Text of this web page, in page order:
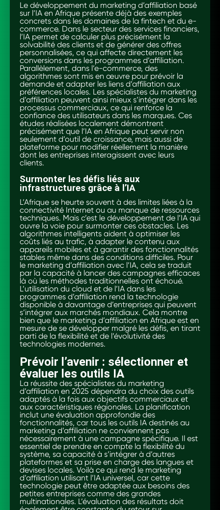
Le développement du marketing d’affiliation basé
sur l’IA en Afrique présente déjà des exemples
concrets dans les domaines de la fintech et du e-
commerce. Dans le secteur des services financiers,
l’IA permet de calculer plus précisément la
solvabilité des clients et de générer des offres
personnalisées, ce qui affecte directement les
conversions dans les programmes d’affiliation.
Parallèlement, dans l’e-commerce, des
algorithmes sont mis en œuvre pour prévoir la
demande et adapter les liens d’affiliation aux
préférences locales. Les spécialistes du marketing
d’affiliation peuvent ainsi mieux s’intégrer dans les
processus commerciaux, ce qui renforce la
confiance des utilisateurs dans les marques. Ces
études réalisées localement démontrent
précisément que l’IA en Afrique peut servir non
seulement d’outil de croissance, mais aussi de
plateforme pour modifier réellement la manière
dont les entreprises interagissent avec leurs
clients.
Surmonter les défis liés aux
infrastructures grâce à l’IA
L’Afrique se heurte souvent à des limites liées à la
connectivité Internet ou au manque de ressources
techniques. Mais c’est le développement de l’IA qui
ouvre la voie pour surmonter ces obstacles. Les
algorithmes intelligents aident à optimiser les
coûts liés au trafic, à adapter le contenu aux
appareils mobiles et à garantir des fonctionnalités
stables même dans des conditions difficiles. Pour
le marketing d’affiliation avec l’IA, cela se traduit
par la capacité à lancer des campagnes efficaces
là où les méthodes traditionnelles ont échoué.
L’utilisation du cloud et de l’IA dans les
programmes d’affiliation rend la technologie
disponible à davantage d’entreprises qui peuvent
s’intégrer aux marchés mondiaux. Cela montre
bien que le marketing d’affiliation en Afrique est en
mesure de se développer malgré les défis, en tirant
parti de la flexibilité et de l’évolutivité des
technologies modernes.
Prévoir l’avenir : sélectionner et
évaluer les outils IA
La réussite des spécialistes du marketing
d’affiliation en 2025 dépendra du choix des outils
adaptés à la fois aux objectifs commerciaux et
aux caractéristiques régionales. La planification
inclut une évaluation approfondie des
fonctionnalités, car tous les outils IA destinés au
marketing d’affiliation ne conviennent pas
nécessairement à une campagne spécifique. Il est
essentiel de prendre en compte la flexibilité du
système, sa capacité à s’intégrer à d’autres
plateformes et sa prise en charge des langues et
devises locales. Voilà ce qui rend le marketing
d’affiliation utilisant l’IA universel, car cette
technologie peut être adaptée aux besoins des
petites entreprises comme des grandes
multinationales. L’évaluation des résultats doit